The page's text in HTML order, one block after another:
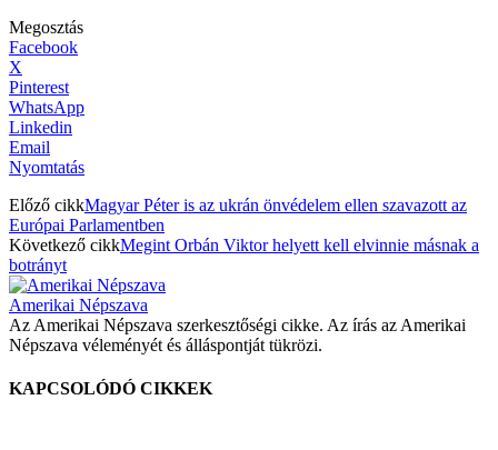
Megosztás
Facebook
X
Pinterest
WhatsApp
Linkedin
Email
Nyomtatás
Előző cikkMagyar Péter is az ukrán önvédelem ellen szavazott az
Európai Parlamentben
Következő cikkMegint Orbán Viktor helyett kell elvinnie másnak a
botrányt
Amerikai Népszava
Az Amerikai Népszava szerkesztőségi cikke. Az írás az Amerikai
Népszava véleményét és álláspontját tükrözi.
KAPCSOLÓDÓ CIKKEK